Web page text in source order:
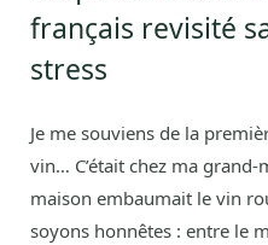
français revisité
stress
Je me souviens de la
vin… C’était chez ma grand-
maison embaumait le vin
soyons honnêtes : entre le